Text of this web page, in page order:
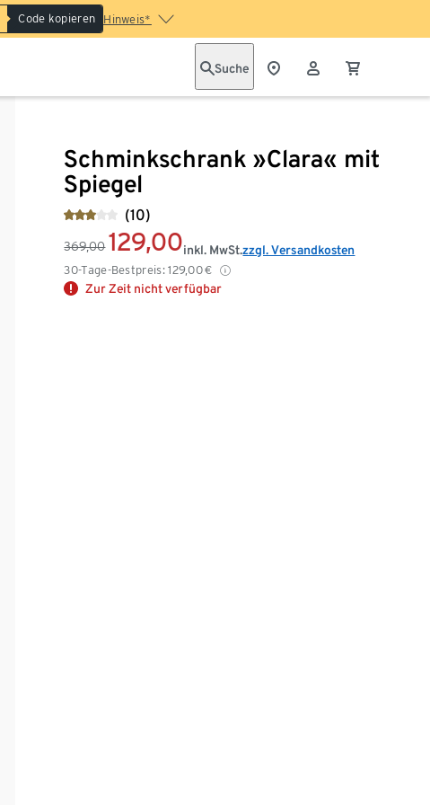
Code kopieren Hinweis*
Suche
Schminkschrank »Clara« mit
Spiegel
(10)
369,00 129,00
30-Tage-Bestpreis: 129,00€
inkl. MwSt.zzgl. Versandkosten
Zur Zeit nicht verfügbar